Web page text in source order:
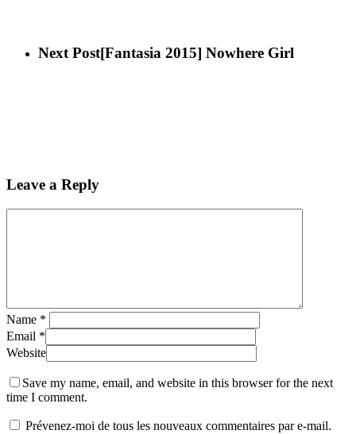
Next Post[Fantasia 2015] Nowhere Girl
Leave a Reply
Name *
Email *
Website
Save my name, email, and website in this browser for the next
time I comment.
Prévenez-moi de tous les nouveaux commentaires par e-mail.